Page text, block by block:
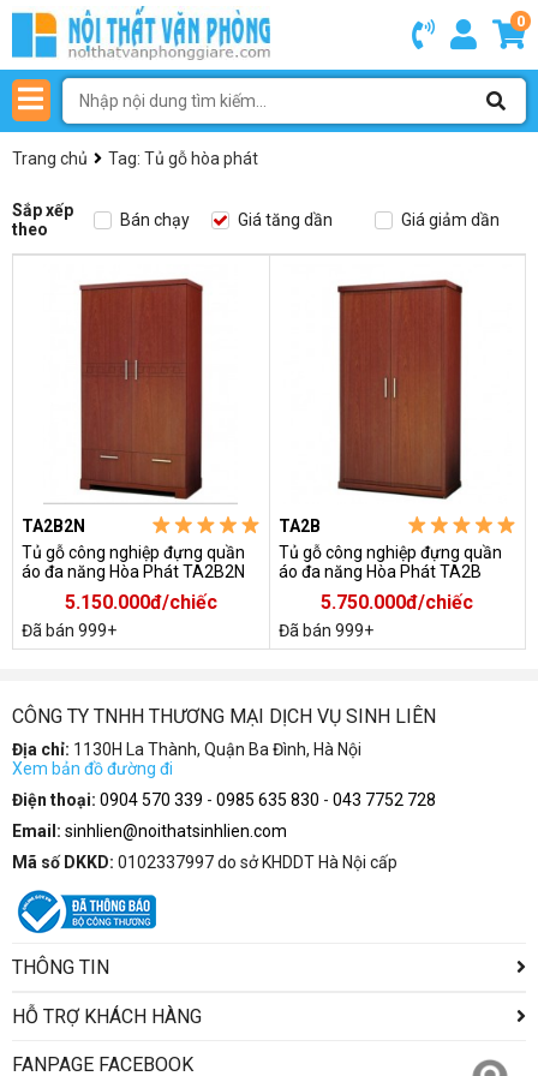
0
Trang chủ Tag: Tủ gỗ hòa phát
Sắp xếp
theo
Bán chạy Giá tăng dần Giá giảm dần
TA2B2N
Tủ gỗ công nghiệp đựng quần
áo đa năng Hòa Phát TA2B2N
5.150.000đ/chiếc
Đã bán 999+
TA2B
Tủ gỗ công nghiệp đựng quần
áo đa năng Hòa Phát TA2B
5.750.000đ/chiếc
Đã bán 999+
CÔNG TY TNHH THƯƠNG MẠI DỊCH VỤ SINH LIÊN
Địa chỉ: 1130H La Thành, Quận Ba Đình, Hà Nội
Xem bản đồ đường đi
Điện thoại: 0904 570 339 - 0985 635 830 - 043 7752 728
Email: sinhlien@noithatsinhlien.com
Mã số DKKD: 0102337997 do sở KHDDT Hà Nội cấp
THÔNG TIN
HỖ TRỢ KHÁCH HÀNG
FANPAGE FACEBOOK